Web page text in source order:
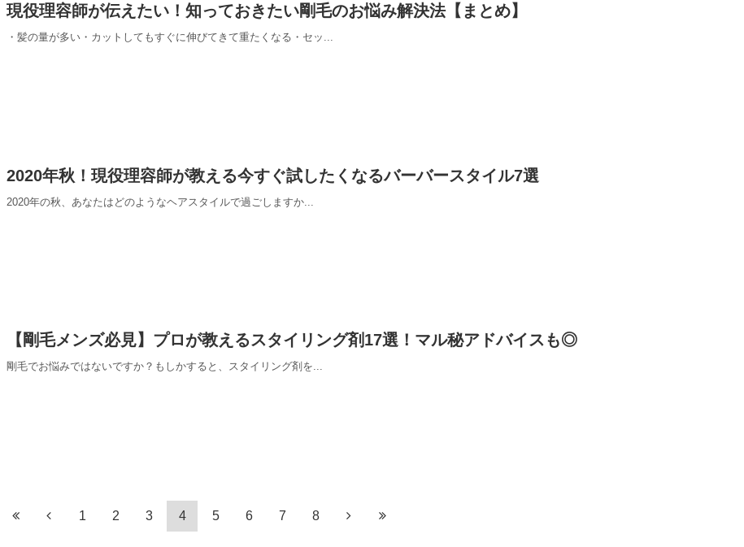
現役理容師が伝えたい！知っておきたい剛毛のお悩み解決法【まとめ】
・髪の量が多い・カットしてもすぐに伸びてきて重たくなる・セッ...
2020年秋！現役理容師が教える今すぐ試したくなるバーバースタイル7選
2020年の秋、あなたはどのようなヘアスタイルで過ごしますか...
【剛毛メンズ必見】プロが教えるスタイリング剤17選！マル秘アドバイスも◎
剛毛でお悩みではないですか？もしかすると、スタイリング剤を...
1 2 3 4 5 6 7 8